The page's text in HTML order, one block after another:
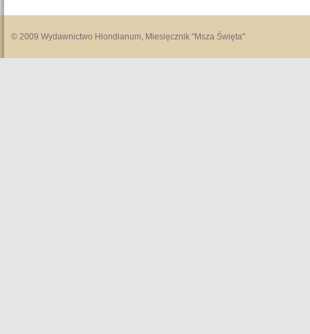
© 2009 Wydawnictwo Hlondianum, Miesięcznik "Msza Święta"